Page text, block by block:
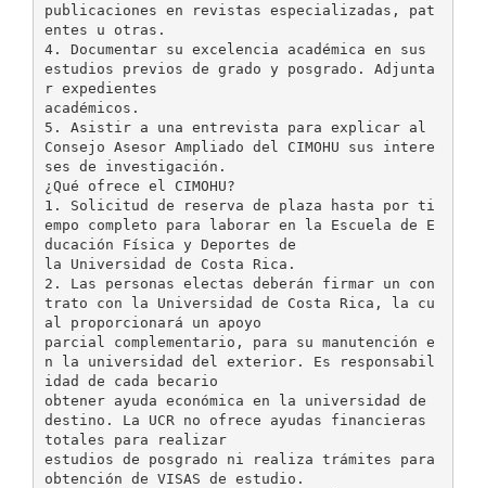
publicaciones en revistas especializadas, pat
entes u otras.
4. Documentar su excelencia académica en sus
estudios previos de grado y posgrado. Adjunta
r expedientes
académicos.
5. Asistir a una entrevista para explicar al
Consejo Asesor Ampliado del CIMOHU sus intere
ses de investigación.
¿Qué ofrece el CIMOHU?
1. Solicitud de reserva de plaza hasta por ti
empo completo para laborar en la Escuela de E
ducación Física y Deportes de
la Universidad de Costa Rica.
2. Las personas electas deberán firmar un con
trato con la Universidad de Costa Rica, la cu
al proporcionará un apoyo
parcial complementario, para su manutención e
n la universidad del exterior. Es responsabil
idad de cada becario
obtener ayuda económica en la universidad de
destino. La UCR no ofrece ayudas financieras
totales para realizar
estudios de posgrado ni realiza trámites para
obtención de VISAS de estudio.